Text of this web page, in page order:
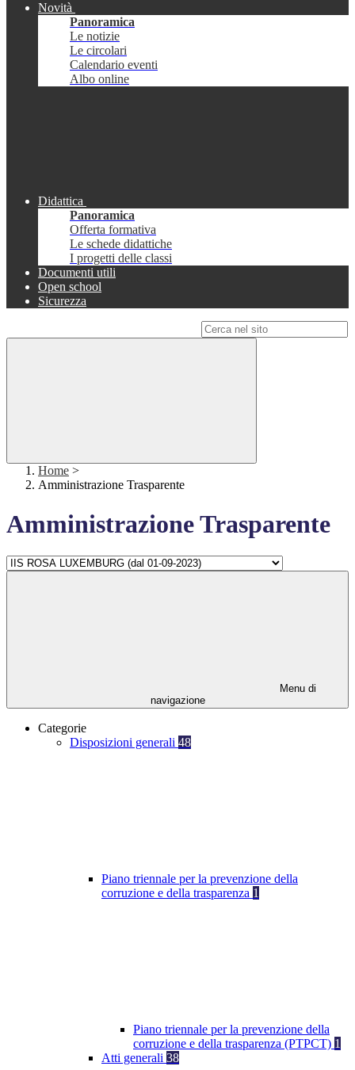
Novità
Panoramica
Le notizie
Le circolari
Calendario eventi
Albo online
Didattica
Panoramica
Offerta formativa
Le schede didattiche
I progetti delle classi
Documenti utili
Open school
Sicurezza
Home >
Amministrazione Trasparente
Amministrazione Trasparente
Menu di
navigazione
Categorie
Disposizioni generali 48
Piano triennale per la prevenzione della
corruzione e della trasparenza 1
Piano triennale per la prevenzione della
corruzione e della trasparenza (PTPCT) 1
Atti generali 38